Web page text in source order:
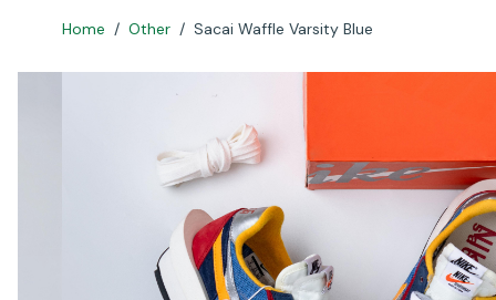
Home / Other / Sacai Waffle Varsity Blue